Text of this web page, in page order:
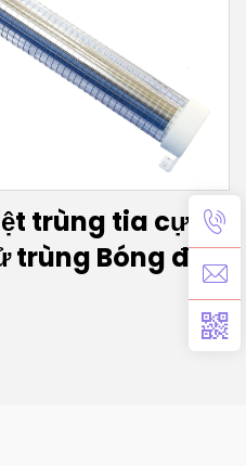
trùng tia cực
trùng Bóng đèn
150W 60w 30w
sáng Excimer